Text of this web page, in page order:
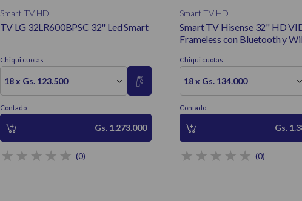
Smart TV HD
TV LG 32LR600BPSC 32" Led Smart
Chiqui cuotas
18 x Gs. 123.500
Contado
Gs. 1.273.000
(0)
Smart TV HD
Smart TV Hisense 32" HD
Frameless con Bluetooth y
Chiqui cuotas
18 x Gs. 134.000
Contado
Gs.
(0)